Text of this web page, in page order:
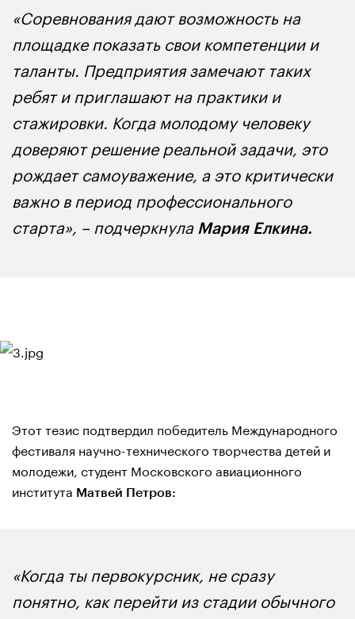
«Соревнования дают возможность на
площадке показать свои компетенции и
таланты. Предприятия замечают таких
ребят и приглашают на практики и
стажировки. Когда молодому человеку
доверяют решение реальной задачи, это
рождает самоуважение, а это критически
важно в период профессионального
старта», – подчеркнула Мария Елкина.
Этот тезис подтвердил победитель Международного
фестиваля научно-технического творчества детей и
молодежи, студент Московского авиационного
института Матвей Петров:
«Когда ты первокурсник, не сразу
понятно, как перейти из стадии обычного